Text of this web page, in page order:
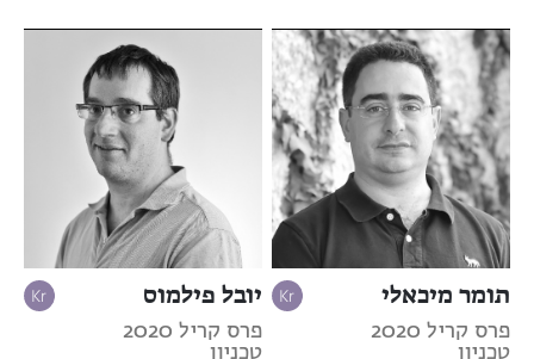
תומר מיכאלי
פרס קריל 2020
טכניון
יובל פילמוס
פרס קריל 2020
טכניון